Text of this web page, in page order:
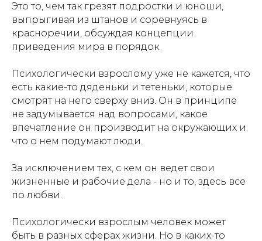
Это то, чем так грезят подростки и юноши,
выпрыгивая из штанов и соревнуясь в
красноречии, обсуждая концепции
приведения мира в порядок.
Психологически взрослому уже не кажется, что
есть какие-то дяденьки и тетеньки, которые
смотрят на него сверху вниз. Он в принципе
не задумывается над вопросами, какое
впечатление он производит на окружающих и
что о нем подумают люди.
За исключением тех, с кем он ведет свои
жизненные и рабочие дела - но и то, здесь все
по любви.
Психологически взрослым человек может
быть в разных сферах жизни. Но в каких-то